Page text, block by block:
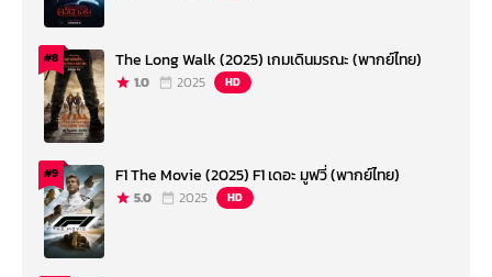
#8 The Long Walk (2025) เกมเดินมรณะ (พากย์ไทย)
1.0 2025 HD
#9 F1 The Movie (2025) F1 เดอะ มูฟวี่ (พากย์ไทย)
5.0 2025 HD